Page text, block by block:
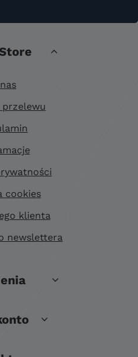
przelewu
cookies
klienta
newslettera